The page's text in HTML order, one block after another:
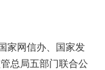
家网信办、国家发
总局五部门联合公